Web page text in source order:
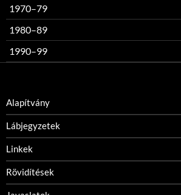
1970–79
1980–89
1990–99
Alapítvány
Lábjegyzetek
Linkek
Rövidítések